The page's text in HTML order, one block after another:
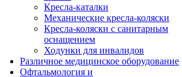
Кресла-каталки
Механические кресла-коляски
Кресла-коляски с санитарным
оснащением
Ходунки для инвалидов
Различное медицинское оборудование
Офтальмология и